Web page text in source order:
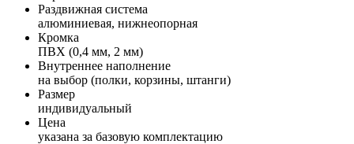
Раздвижная система
алюминиевая, нижнеопорная
Кромка
ПВХ (0,4 мм, 2 мм)
Внутреннее наполнение
на выбор (полки, корзины, штанги)
Размер
индивидуальный
Цена
указана за базовую комплектацию